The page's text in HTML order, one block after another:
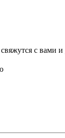
с вами и